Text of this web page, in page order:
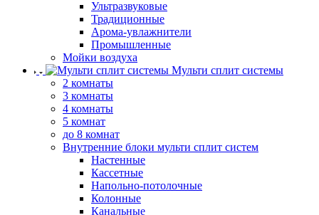
Ультразвуковые
Традиционные
Арома-увлажнители
Промышленные
Мойки воздуха
Мульти сплит системы
2 комнаты
3 комнаты
4 комнаты
5 комнат
до 8 комнат
Внутренние блоки мульти сплит систем
Настенные
Кассетные
Напольно-потолочные
Колонные
Канальные